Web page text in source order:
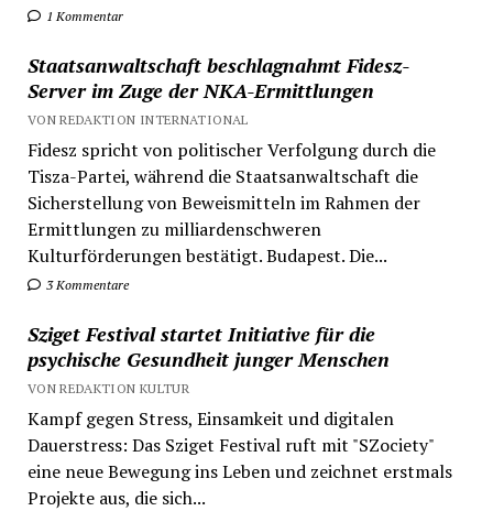
1 Kommentar
Staatsanwaltschaft beschlagnahmt Fidesz-
Server im Zuge der NKA-Ermittlungen
VON REDAKTION INTERNATIONAL
Fidesz spricht von politischer Verfolgung durch die
Tisza-Partei, während die Staatsanwaltschaft die
Sicherstellung von Beweismitteln im Rahmen der
Ermittlungen zu milliardenschweren
Kulturförderungen bestätigt. Budapest. Die...
3 Kommentare
Sziget Festival startet Initiative für die
psychische Gesundheit junger Menschen
VON REDAKTION KULTUR
Kampf gegen Stress, Einsamkeit und digitalen
Dauerstress: Das Sziget Festival ruft mit "SZociety"
eine neue Bewegung ins Leben und zeichnet erstmals
Projekte aus, die sich...